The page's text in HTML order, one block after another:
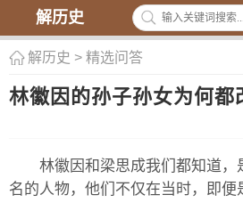
解历史
解历史 > 精选问答
林徽因的孙子孙女为何都
林徽因和梁思成我们都知道，
名的人物，他们不仅在当时，即便